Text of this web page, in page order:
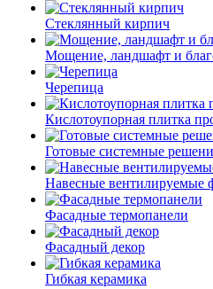
Cтеклянный кирпич
Мощение, ландшафт и
Черепица
Кислотоупорная плитка
Готовые системные
Навесные вентилируемые
Фасадные термопанели
Фасадный декор
Гибкая керамика